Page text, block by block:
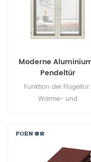
Moderne
Pendeltür
Funktion der Flügeltür:
Wärme- und
Luftdichtheit. Glas: Ganz
Ihren Wünschen.